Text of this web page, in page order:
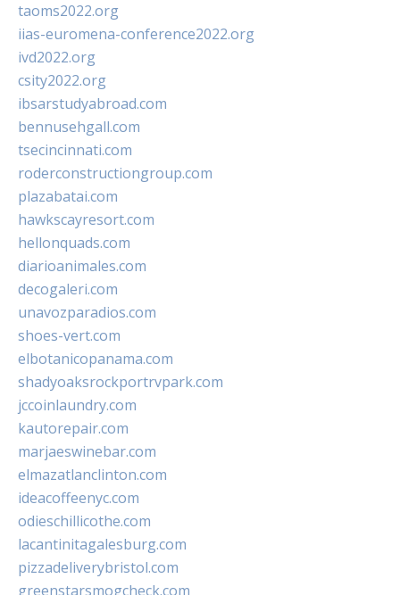
taoms2022.org
iias-euromena-conference2022.org
ivd2022.org
csity2022.org
ibsarstudyabroad.com
bennusehgall.com
tsecincinnati.com
roderconstructiongroup.com
plazabatai.com
hawkscayresort.com
hellonquads.com
diarioanimales.com
decogaleri.com
unavozparadios.com
shoes-vert.com
elbotanicopanama.com
shadyoaksrockportrvpark.com
jccoinlaundry.com
kautorepair.com
marjaeswinebar.com
elmazatlanclinton.com
ideacoffeenyc.com
odieschillicothe.com
lacantinitagalesburg.com
pizzadeliverybristol.com
greenstarsmogcheck.com